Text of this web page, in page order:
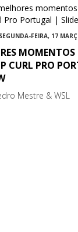
FEIRA, 17
CURL PRO
Mestre & WSL